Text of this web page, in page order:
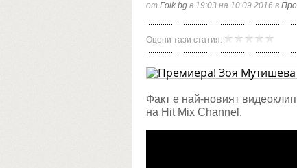
от Folk.bg в 19:03 на 10.09.2016 в
Оцени тази статия:
-
Чао,
Факт е най-новият
на Hit Mix Channel.